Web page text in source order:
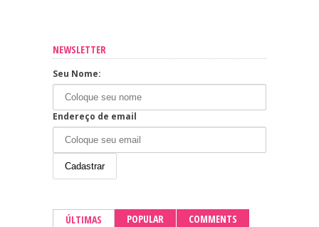
NEWSLETTER
Seu Nome:
Endereço de email
ÚLTIMAS POPULAR COMMENTS